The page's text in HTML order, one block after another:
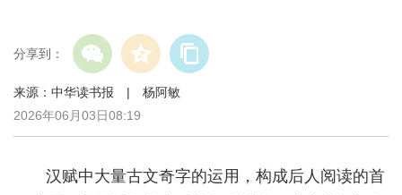
分享到：
来源：中华读书报 | 杨阿敏
2026年06月03日08:19
汉赋中大量古文奇字的运用，构成后人阅读的首